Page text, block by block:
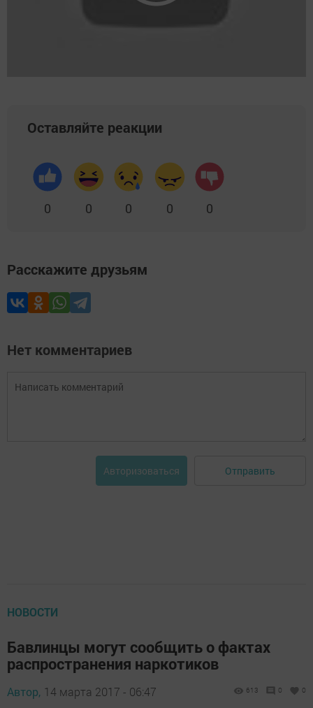
Оставляйте реакции
0 0 0 0 0
Расскажите друзьям
Нет комментариев
Авторизоваться Отправить
НОВОСТИ
Бавлинцы могут сообщить о фактах
распространения наркотиков
Автор, 14 марта 2017 - 06:47 613 0 0